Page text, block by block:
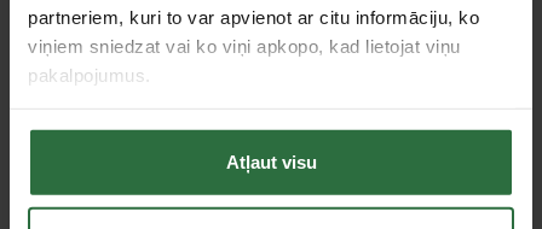
partneriem, kuri to var apvienot ar citu informāciju, ko
viņiem sniedzat vai ko viņi apkopo, kad lietojat viņu
pakalpojumus.
Atļaut visu
Akumulatora
40V MAX XGT
Ir noliktavā
MAX XGT BCC02
519,00 €